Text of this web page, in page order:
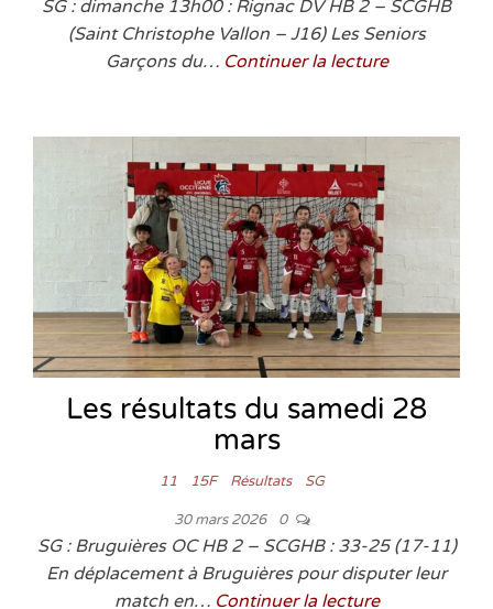
SG : dimanche 13h00 : Rignac DV HB 2 – SCGHB
(Saint Christophe Vallon – J16) Les Seniors
Garçons du… Continuer la lecture
Les résultats du samedi 28
mars
11 15F Résultats SG
30 mars 2026 0
SG : Bruguières OC HB 2 – SCGHB : 33-25 (17-11)
En déplacement à Bruguières pour disputer leur
match en… Continuer la lecture